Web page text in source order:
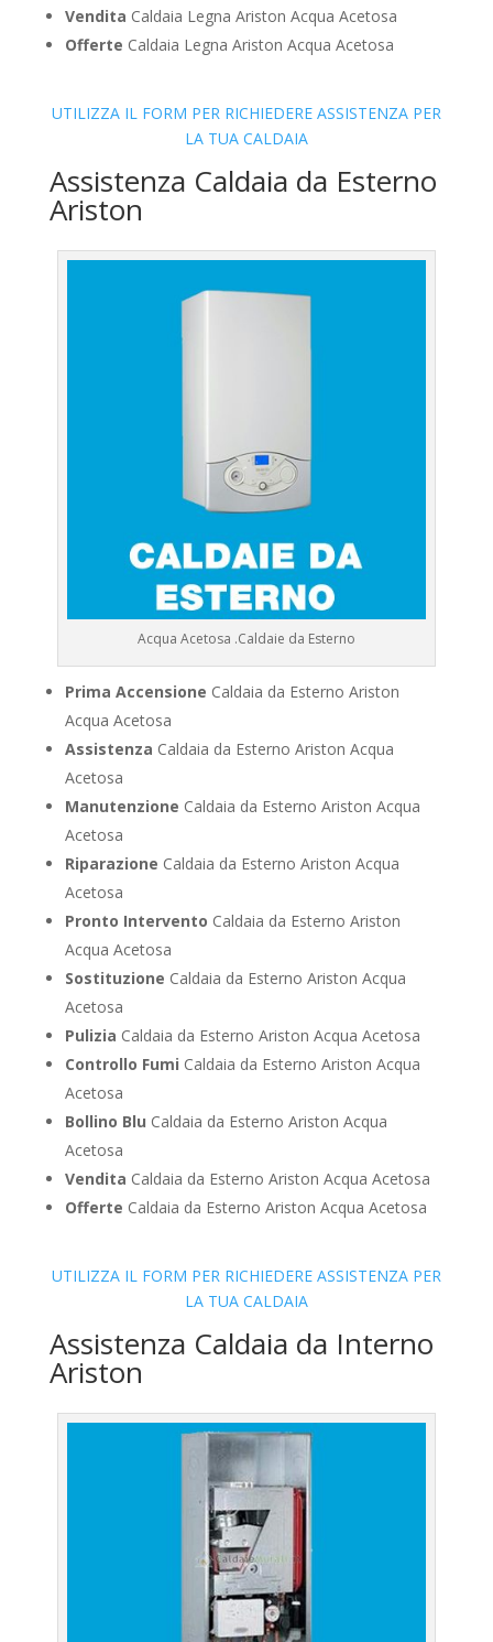
Vendita Caldaia Legna Ariston Acqua Acetosa
Offerte Caldaia Legna Ariston Acqua Acetosa
UTILIZZA IL FORM PER RICHIEDERE ASSISTENZA PER
LA TUA CALDAIA
Assistenza Caldaia da Esterno
Ariston
Acqua Acetosa .Caldaie da Esterno
Prima Accensione Caldaia da Esterno Ariston
Acqua Acetosa
Assistenza Caldaia da Esterno Ariston Acqua
Acetosa
Manutenzione Caldaia da Esterno Ariston Acqua
Acetosa
Riparazione Caldaia da Esterno Ariston Acqua
Acetosa
Pronto Intervento Caldaia da Esterno Ariston
Acqua Acetosa
Sostituzione Caldaia da Esterno Ariston Acqua
Acetosa
Pulizia Caldaia da Esterno Ariston Acqua Acetosa
Controllo Fumi Caldaia da Esterno Ariston Acqua
Acetosa
Bollino Blu Caldaia da Esterno Ariston Acqua
Acetosa
Vendita Caldaia da Esterno Ariston Acqua Acetosa
Offerte Caldaia da Esterno Ariston Acqua Acetosa
UTILIZZA IL FORM PER RICHIEDERE ASSISTENZA PER
LA TUA CALDAIA
Assistenza Caldaia da Interno
Ariston